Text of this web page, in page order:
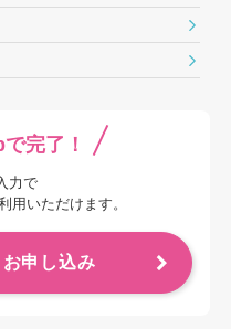
完了！
力で
用いただけます。
申し込み